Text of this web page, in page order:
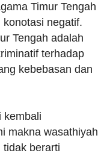
Timur Tengah
negatif.
Tengah adalah
terhadap
kebebasan dan
kembali
makna wasathiyah
tidak berarti